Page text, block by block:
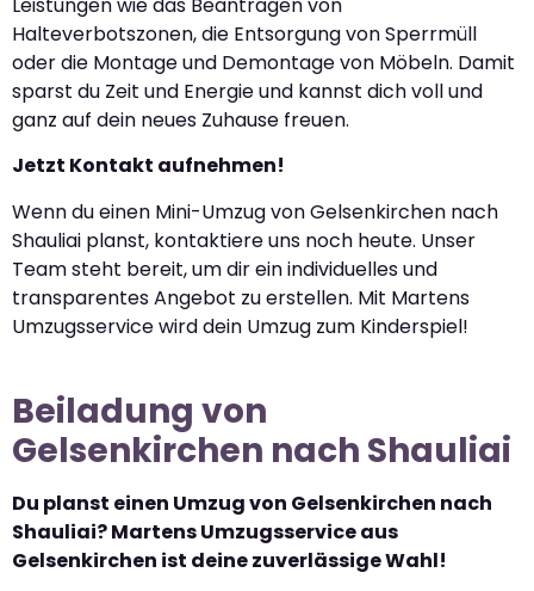
Halteverbotszonen, die Entsorgung von Sperrmüll
oder die Montage und Demontage von Möbeln. Damit
sparst du Zeit und Energie und kannst dich voll und
ganz auf dein neues Zuhause freuen.
Jetzt Kontakt aufnehmen!
Wenn du einen Mini-Umzug von Gelsenkirchen nach
Shauliai planst, kontaktiere uns noch heute. Unser
Team steht bereit, um dir ein individuelles und
transparentes Angebot zu erstellen. Mit Martens
Umzugsservice wird dein Umzug zum Kinderspiel!
Beiladung von
Gelsenkirchen nach Shauliai
Du planst einen Umzug von Gelsenkirchen nach
Shauliai? Martens Umzugsservice aus
Gelsenkirchen ist deine zuverlässige Wahl!